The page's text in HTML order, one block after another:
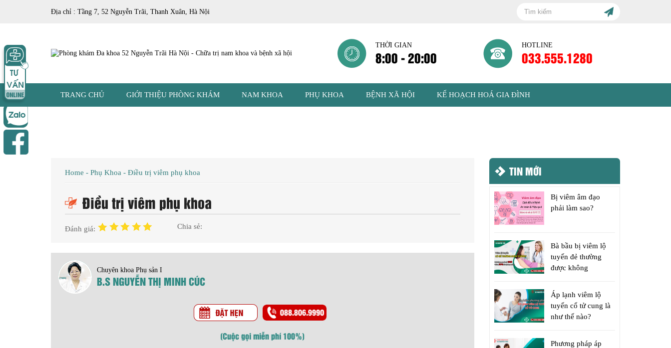
Địa chỉ : Tầng 7, 52 Nguyễn Trãi, Thanh Xuân, Hà Nội
THỜI GIAN
8:00 - 20:00
HOTLINE
033.555.1280
TRANG CHỦ GIỚI THIỆU PHÒNG KHÁM NAM KHOA PHỤ KHOA BỆNH XÃ HỘI KẾ HOẠCH HOÁ GIA ĐÌNH
Home - Phụ Khoa - Điều trị viêm phụ khoa
Điều trị viêm phụ khoa
Đánh giá: Chia sẻ:
Chuyên khoa Phụ sản I
B.S NGUYỄN THỊ MINH CÚC
(Cuộc gọi miễn phí 100%)
TIN MỚI
Bị viêm âm đạo
phải làm sao?
Bà bầu bị viêm lộ
tuyến đẻ thường
được không
Áp lạnh viêm lộ
tuyến cổ tử cung là
như thế nào?
Phương pháp áp